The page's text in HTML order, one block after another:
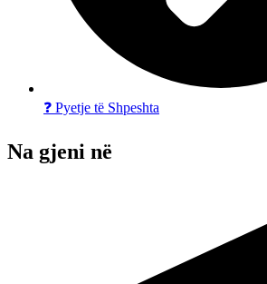
❓ Pyetje të Shpeshta
Na gjeni në